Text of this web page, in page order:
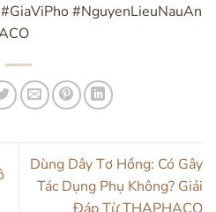
#NguyenLieuNauAn
Dùng Dây Tơ Hồng: Có Gây
Tác Dụng Phụ Không? Giải
Đáp Từ THAPHACO